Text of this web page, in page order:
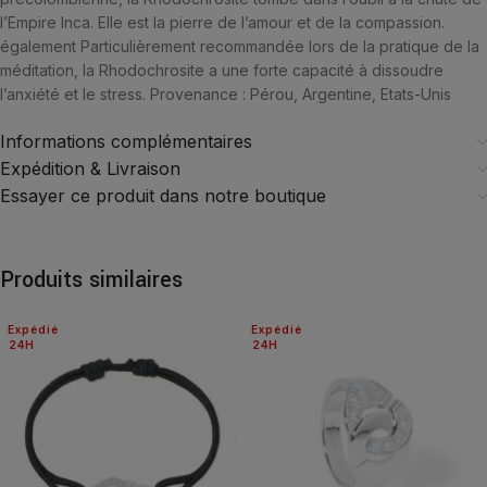
l’Empire Inca. Elle est la pierre de l’amour et de la compassion.
également Particulièrement recommandée lors de la pratique de la
méditation, la Rhodochrosite a une forte capacité à dissoudre
l’anxiété et le stress. Provenance : Pérou, Argentine, Etats-Unis
Informations complémentaires
Expédition & Livraison
Essayer ce produit dans notre boutique
Produits similaires
24H
Expédié
24H
Expédié